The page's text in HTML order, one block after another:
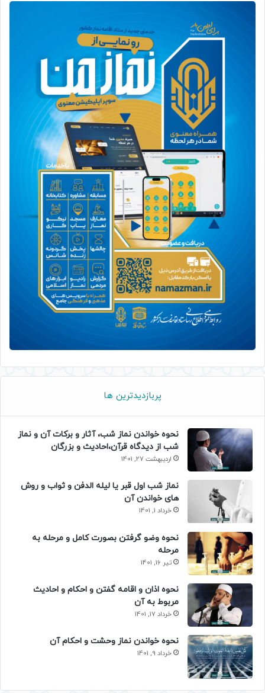
پربازدیدترین ها
نحوه خواندن نماز شب، آثار و برکات آن و نماز
شب از دیدگاه قرآن،احادیث و بزرگان
اردیبهشت 27, 1401
نماز شب اول قبر یا لیله الدفن و ثواب و روش
های خواندن آن
خرداد 1, 1401
نحوه وضو گرفتن بصورت کامل و مرحله به
مرحله
تیر 16, 1401
نحوه اذان و اقامه گفتن و احکام و احادیث
مربوط به آن
خرداد 17, 1401
نحوه خواندن نماز وحشت و احکام آن
خرداد 9, 1401